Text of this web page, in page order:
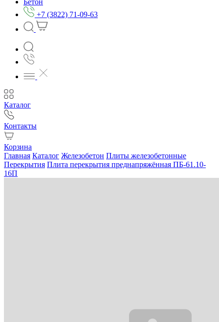
Бетон
+7 (3822) 71-09-63
Каталог
Контакты
Корзина
Главная Каталог Железобетон Плиты железобетонные
Перекрытия Плита перекрытия преднапряжённая ПБ-61.10-
16П